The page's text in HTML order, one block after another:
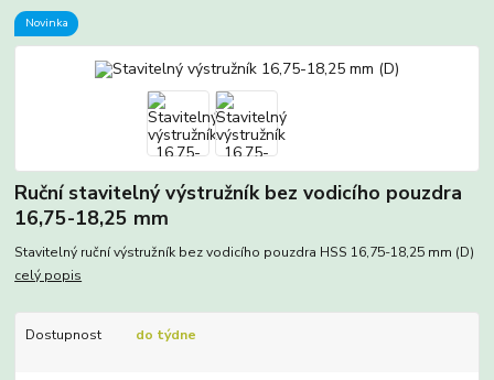
Novinka
Ruční stavitelný výstružník bez vodicího pouzdra
16,75-18,25 mm
Stavitelný ruční výstružník bez vodicího pouzdra HSS 16,75-18,25 mm (D)
celý popis
Dostupnost do týdne